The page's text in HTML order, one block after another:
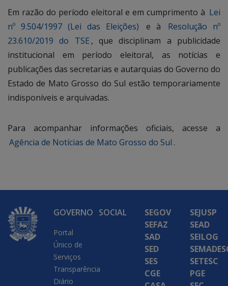
Em razão do período eleitoral e em cumprimento à Lei
nº 9.504/1997 (Lei das Eleições)
e à
Resolução nº
23.610/2019 do TSE , que disciplinam a publicidade
institucional em período eleitoral, as notícias e
publicações das secretarias e autarquias do Governo do
Estado de Mato Grosso do Sul estão temporariamente
indisponíveis e arquivadas.
Para acompanhar informações oficiais, acesse a
Agência de Notícias de Mato Grosso do Sul .
GOVERNO
Portal
Único de
Serviços
Transparência
Diário
SOCIAL
SEGOV
SEFAZ
SAD
SED
SES
CGE
SEJUSP
SEAD
SEILOG
SETESC
PGE